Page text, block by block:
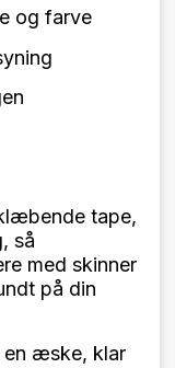
og farve
tape,
så
med skinner
på din
en æske, klar